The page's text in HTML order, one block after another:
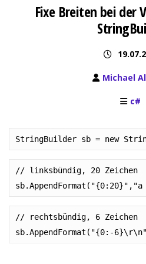
Fixe Breiten bei der
Michael
c#
StringBuilder sb = new
// linksbündig, 20 Zeichen
// rechtsbündig, 6 Zeichen
sb.AppendFormat("{0:-